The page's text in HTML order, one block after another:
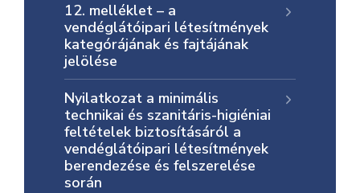
12. melléklet – a
vendéglátóipari létesítmények
kategórájának és fajtájának
jelölése
Nyilatkozat a minimális
technikai és szanitáris-higiéniai
feltételek biztosításáról a
vendéglátóipari létesítmények
berendezése és felszerelése
során